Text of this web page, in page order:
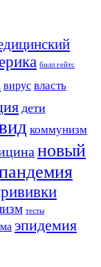
билл гейтс
вирус власть
дети
коммунизм
новый
тесты
эпидемия